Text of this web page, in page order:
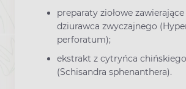
preparaty ziołowe
dziurawca zwyczajnego
perforatum);
ekstrakt z cytryńca chińskiego
(Schisandra sphenanthera).